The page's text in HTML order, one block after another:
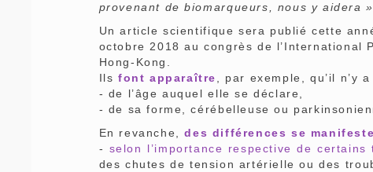
provenant de biomarqueurs, nous y aidera ».
Un article scientifique sera publié cette
octobre 2018 au congrès de l’International
Hong-Kong.
Ils font apparaître
, par exemple, qu’il n’y
- de l’âge auquel elle se déclare,
- de sa forme, cérébelleuse ou
En revanche,des différences se
- selon l’importance respective de certains
des chutes de tension artérielle ou des